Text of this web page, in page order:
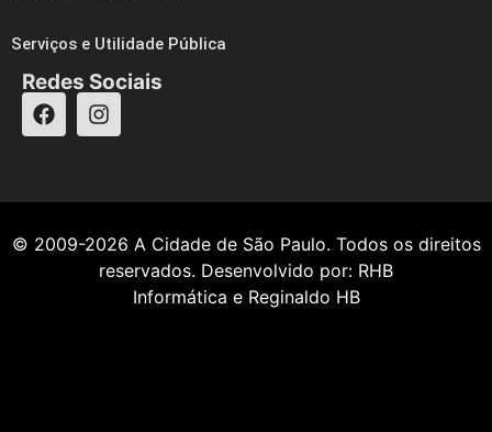
Serviços e Utilidade Pública
Redes Sociais
© 2009-2026 A Cidade de São Paulo. Todos os direitos
reservados. Desenvolvido por: RHB
Informática e Reginaldo HB